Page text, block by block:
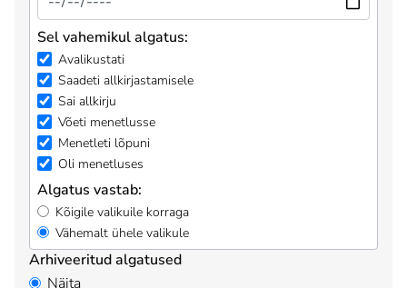
Sel vahemikul algatus:
Avalikustati
Saadeti allkirjastamisele
Sai allkirju
Võeti menetlusse
Menetleti lõpuni
Oli menetluses
Algatus vastab:
Kõigile valikuile korraga
Vähemalt ühele valikule
Arhiveeritud algatused
Näita